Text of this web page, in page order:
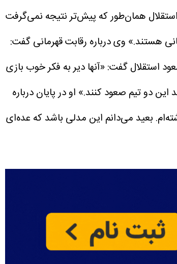
استقلال همان‌طور که پیش‌تر نتیجه نمی‌گرفت
هستند.» وی درباره رقابت قهرمانی گفت:
استقلال گفت: «آنها دیر به فکر خوب بازی
این دو تیم صعود کنند.» او در پایان درباره
بعید می‌دانم این مدلی باشد که عده‌ای